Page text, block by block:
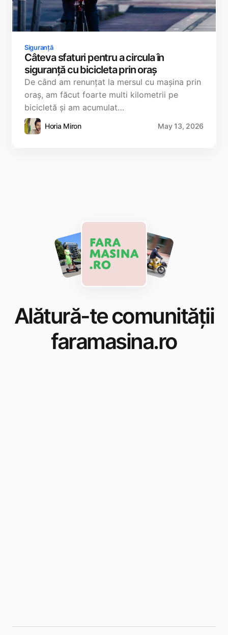
Siguranță
Câteva sfaturi pentru a circula în
siguranță cu bicicleta prin oraș
De când am renunțat la mersul cu mașina prin
oraș, am făcut foarte multi kilometrii pe
bicicletă și am acumulat…
Horia Miron May 13, 2026
Alătură-te comunității
faramasina.ro